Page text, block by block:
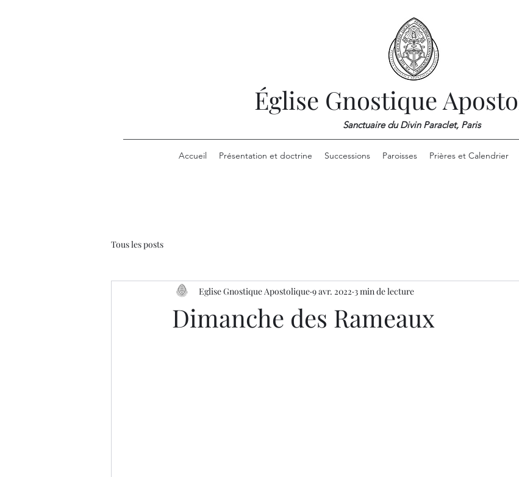
Église Gnostique
Sanctuaire du Divin Paraclet, Paris
Accueil Présentation et doctrine Successions Paroisses Prières et Calendrier
Tous les posts
Dimanche des Rameaux
Eglise Gnostique Apostolique 9 avr. 2022 3 min de lecture